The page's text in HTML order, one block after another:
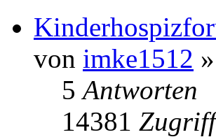
von imke1512
5Antworten
14381